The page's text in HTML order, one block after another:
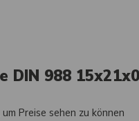
DIN 988
Preise sehen zu können